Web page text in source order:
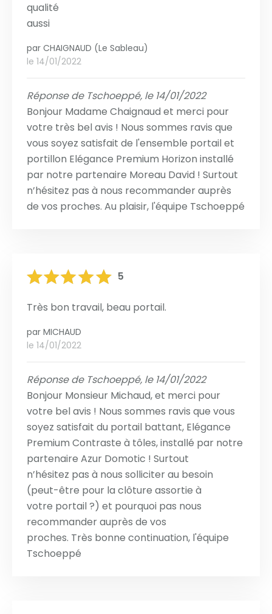
qualité
aussi
par CHAIGNAUD (Le Sableau)
le 14/01/2022
Réponse de Tschoeppé, le 14/01/2022
Bonjour Madame Chaignaud et merci pour
votre très bel avis ! Nous sommes ravis que
vous soyez satisfait de l'ensemble portail et
portillon Elégance Premium Horizon installé
par notre partenaire Moreau David ! Surtout
n’hésitez pas à nous recommander auprès
de vos proches. Au plaisir, l'équipe Tschoeppé
5
Très bon travail, beau portail.
par MICHAUD
le 14/01/2022
Réponse de Tschoeppé, le 14/01/2022
Bonjour Monsieur Michaud, et merci pour
votre bel avis ! Nous sommes ravis que vous
soyez satisfait du portail battant, Elégance
Premium Contraste à tôles, installé par notre
partenaire Azur Domotic ! Surtout
n’hésitez pas à nous solliciter au besoin
(peut-être pour la clôture assortie à
votre portail ?) et pourquoi pas nous
recommander auprès de vos
proches. Très bonne continuation, l'équipe
Tschoeppé